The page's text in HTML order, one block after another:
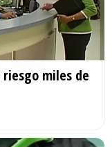
riesgo miles de